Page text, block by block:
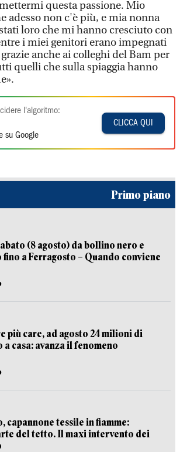
questa passione. Mio
adesso non c'è più, e mia nonna
loro che mi hanno cresciuto con
i miei genitori erano impegnati
anche ai colleghi del Bam per
quelli che sulla spiaggia hanno
l'algoritmo:
su Google
CLICCA QUI
Primo piano
(8 agosto) da bollino nero e
a Ferragosto – Quando conviene
più care, ad agosto 24 milioni di
casa: avanza il fenomeno
capannone tessile in fiamme:
del tetto. Il maxi intervento dei